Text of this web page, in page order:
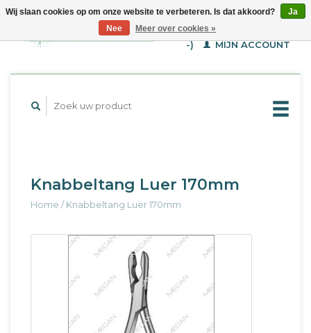
WINKELWAGEN (€--,-
-)
MIJN ACCOUNT
Knabbeltang Luer 170mm
Home /Knabbeltang Luer 170mm
Wij slaan cookies op om onze website te verbeteren. Is dat akkoord?
Ja
Nee
Meer over cookies »